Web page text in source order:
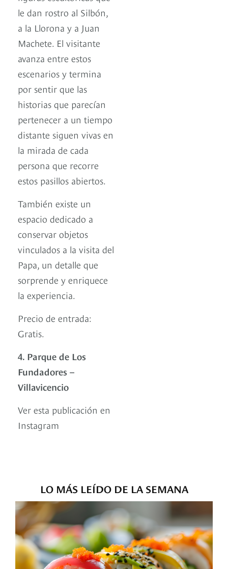
le dan rostro al Silbón,
a la Llorona y a Juan
Machete. El visitante
avanza entre estos
escenarios y termina
por sentir que las
historias que parecían
pertenecer a un tiempo
distante siguen vivas en
la mirada de cada
persona que recorre
estos pasillos abiertos.
También existe un
espacio dedicado a
conservar objetos
vinculados a la visita del
Papa, un detalle que
sorprende y enriquece
la experiencia.
Precio de entrada:
Gratis.
4. Parque de Los
Fundadores –
Villavicencio
Ver esta publicación en
Instagram
LO MÁS LEÍDO DE LA SEMANA